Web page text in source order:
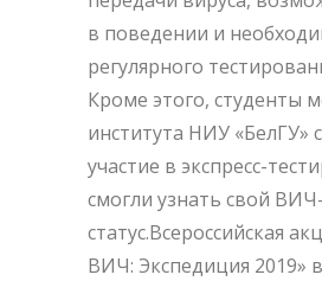
в поведении и
регулярного
Кроме этого, студенты
института НИУ «БелГУ»
участие в экспресс-
смогли узнать свой ВИЧ-
статус.Всероссийская
ВИЧ: Экспедиция 2019» в